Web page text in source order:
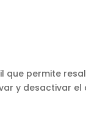
que permite
y desactivar